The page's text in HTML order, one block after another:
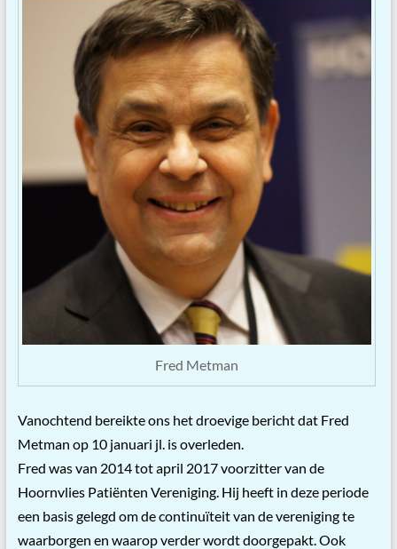
Fred Metman
Vanochtend bereikte ons het droevige bericht dat Fred
Metman op 10 januari jl. is overleden.
Fred was van 2014 tot april 2017 voorzitter van de
Hoornvlies Patiënten Vereniging. Hij heeft in deze periode
een basis gelegd om de continuïteit van de vereniging te
waarborgen en waarop verder wordt doorgepakt. Ook